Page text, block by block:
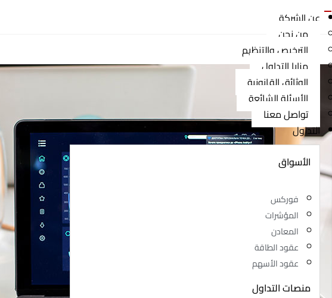
عن الشركة
من نحن
الترخيص والتنظيم
مزايا التداول
الوثائق القانونية
الأسئلة الشائعة
تواصل معنا
التداول
الأسواق
فوركس
المؤشرات
المعادن
عقود الطاقة
عقود الأسهم
منصات التداول